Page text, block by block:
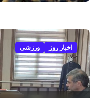
اخبار روز ورزشی